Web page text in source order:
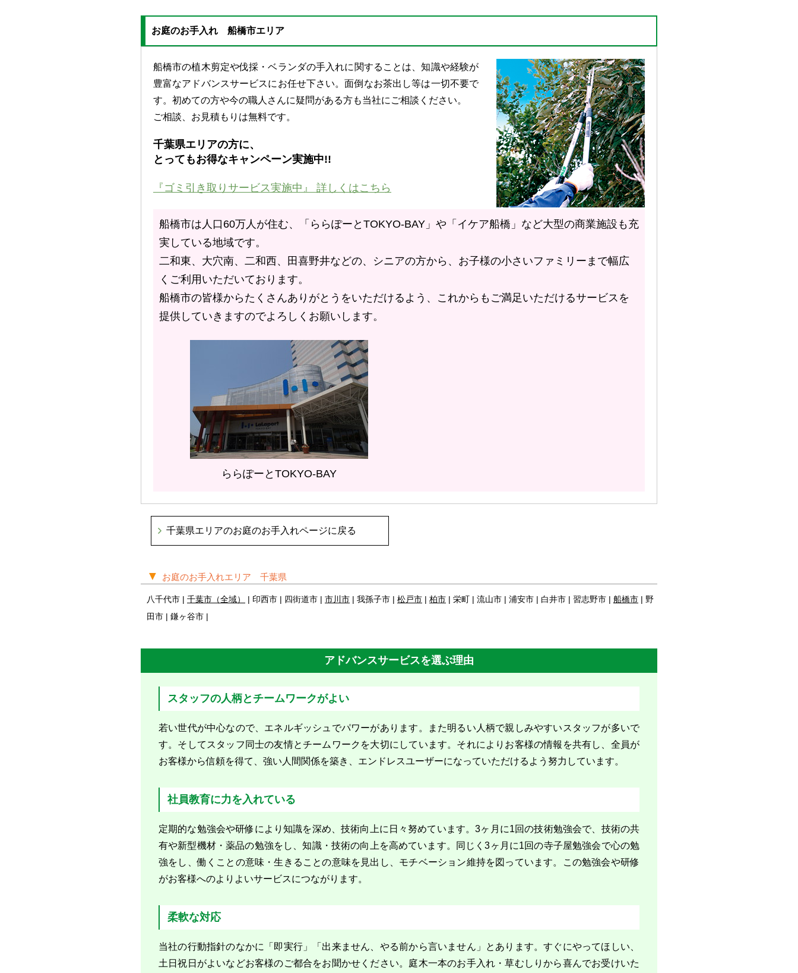
お庭のお手入れ 船橋市エリア
船橋市の植木剪定や伐採・ベランダの手入れに関することは、知識や経験が
豊富なアドバンスサービスにお任せ下さい。面倒なお茶出し等は一切不要で
す。初めての方や今の職人さんに疑問がある方も当社にご相談ください。
ご相談、お見積もりは無料です。
千葉県エリアの方に、
とってもお得なキャンペーン実施中!!
『ゴミ引き取りサービス実施中』 詳しくはこちら
船橋市は人口60万人が住む、「ららぽーとTOKYO-BAY」や「イケア船橋」など大型の商業施設も充
実している地域です。
二和東、大穴南、二和西、田喜野井などの、シニアの方から、お子様の小さいファミリーまで幅広
くご利用いただいております。
船橋市の皆様からたくさんありがとうをいただけるよう、これからもご満足いただけるサービスを
提供していきますのでよろしくお願いします。
ららぽーとTOKYO-BAY
千葉県エリアのお庭のお手入れページに戻る
▼ お庭のお手入れエリア 千葉県
八千代市 | 千葉市（全域） | 印西市 | 四街道市 | 市川市 | 我孫子市 | 松戸市 | 柏市 | 栄町 | 流山市 | 浦安市 | 白井市 | 習志野市 | 船橋市 | 野
田市 | 鎌ヶ谷市 |
アドバンスサービスを選ぶ理由
スタッフの人柄とチームワークがよい
若い世代が中心なので、エネルギッシュでパワーがあります。また明るい人柄で親しみやすいスタッフが多いで
す。そしてスタッフ同士の友情とチームワークを大切にしています。それによりお客様の情報を共有し、全員が
お客様から信頼を得て、強い人間関係を築き、エンドレスユーザーになっていただけるよう努力しています。
社員教育に力を入れている
定期的な勉強会や研修により知識を深め、技術向上に日々努めています。3ヶ月に1回の技術勉強会で、技術の共
有や新型機材・薬品の勉強をし、知識・技術の向上を高めています。同じく3ヶ月に1回の寺子屋勉強会で心の勉
強をし、働くことの意味・生きることの意味を見出し、モチベーション維持を図っています。この勉強会や研修
がお客様へのよりよいサービスにつながります。
柔軟な対応
当社の行動指針のなかに「即実行」「出来ません、やる前から言いません」とあります。すぐにやってほしい、
土日祝日がよいなどお客様のご都合をお聞かせください。庭木一本のお手入れ・草むしりから喜んでお受けいた